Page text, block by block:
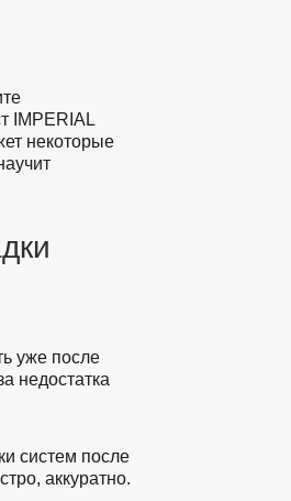
IMPERIAL
некоторые
уже после
недостатка
систем после
аккуратно.